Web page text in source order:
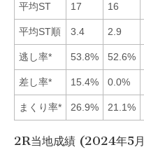
平均ST 17 16
平均ST順 3.4 2.9
逃し率* 53.8% 52.6%
差し率* 15.4% 0.0%
まくり率* 26.9% 21.1%
2R当地成績 (2024年5